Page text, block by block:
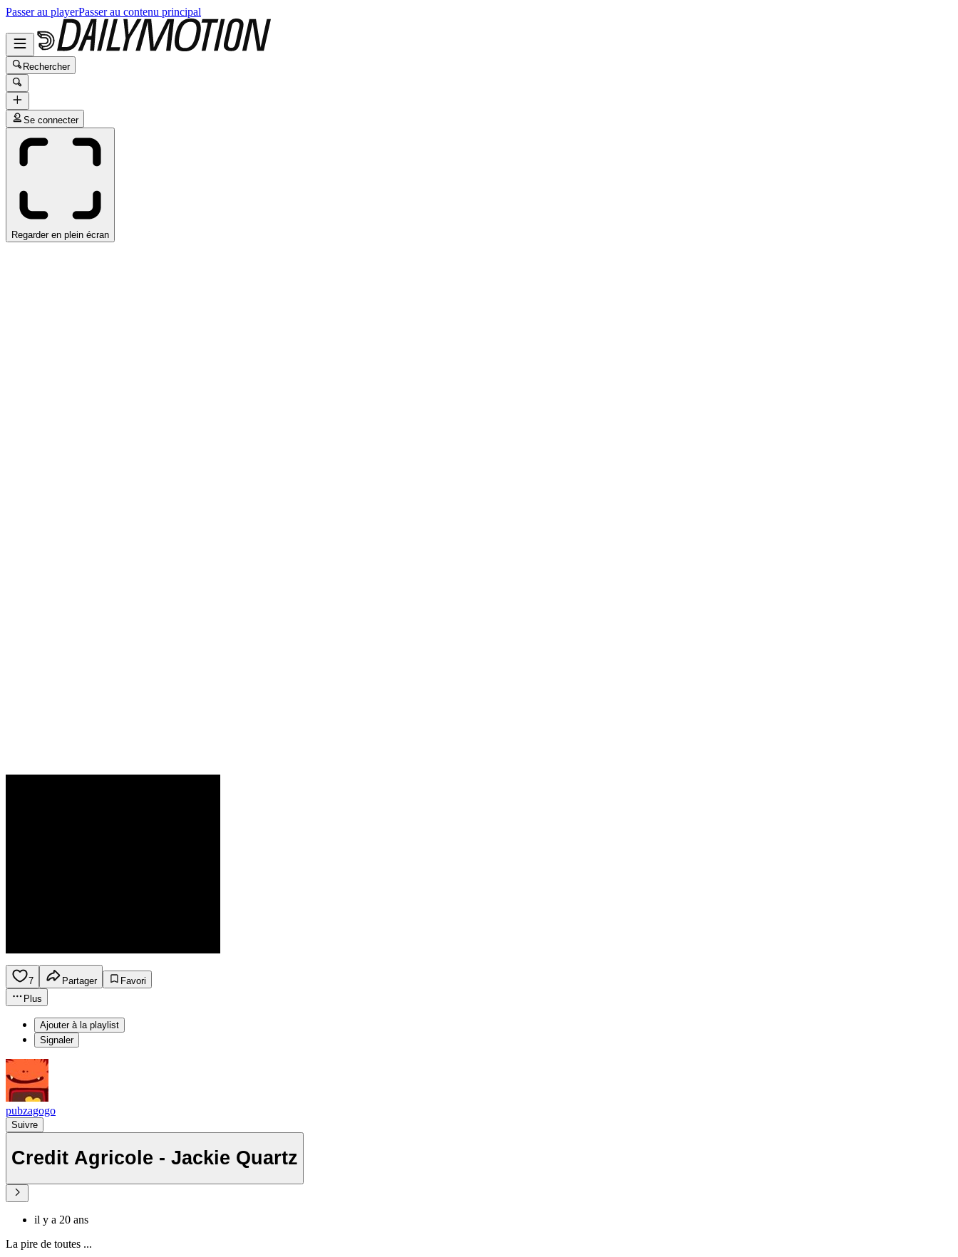
Passer au playerPasser au contenu principal
Rechercher
Se connecter
Regarder en plein écran
7 Partager
Favori
Plus
Ajouter à la playlist
Signaler
pubzagogo
Suivre
Credit Agricole - Jackie Quartz
il y a 20 ans
La pire de toutes ...